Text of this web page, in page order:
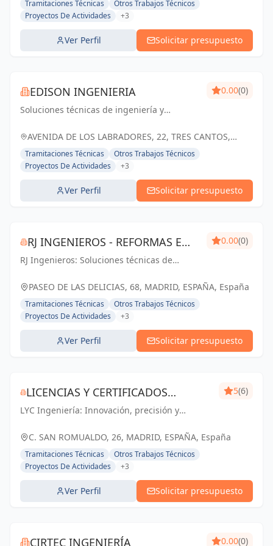
Tramitaciones Técnicas
Otros Trabajos Técnicos
Proyectos De Actividades
+3
Ver Perfil Solicitar presupuesto
EDISON INGENIERIA
Soluciones técnicas de ingeniería y
en Tres Cantos y Madrid
0.00(0)
AVENIDA DE LOS LABRADORES, 22, TRES CANTOS,
ESPAÑA, España
Tramitaciones Técnicas
Otros Trabajos Técnicos
Proyectos De Actividades
+3
Ver Perfil Solicitar presupuesto
RJ INGENIEROS - REFORMAS E
INSTALACIONES
RJ Ingenieros: Soluciones técnicas de
0.00(0)
PASEO DE LAS DELICIAS, 68, MADRID, ESPAÑA, España
Tramitaciones Técnicas
Otros Trabajos Técnicos
Proyectos De Actividades
+3
Ver Perfil Solicitar presupuesto
LICENCIAS Y CERTIFICADOS
ESTUDIO DE INGENIERÍA S.L.P.
LYC Ingeniería: Innovación, precisión y
arquitectura en Madrid.
5(6)
C. SAN ROMUALDO, 26, MADRID, ESPAÑA, España
Tramitaciones Técnicas
Otros Trabajos Técnicos
Proyectos De Actividades
+3
Ver Perfil Solicitar presupuesto
CIRTEC INGENIERÍA 0.00(0)